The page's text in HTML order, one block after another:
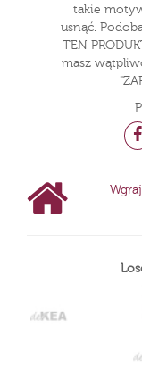
takie
usnąć.
TEN
masz